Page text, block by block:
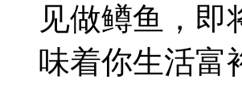
见做鳟鱼，
味着你生活富